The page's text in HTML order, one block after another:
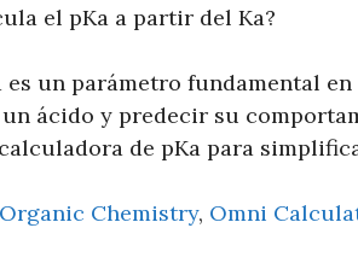
el pKa a partir del Ka?
es un parámetro fundamental
ácido y predecir su
de pKa para
Chemistry, Omni